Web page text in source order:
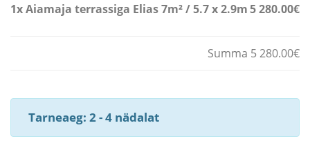
1xAiamaja terrassiga Elias 7m² / 5.7 x 2.9m5 280.00€
Summa 5 280.00€
Tarneaeg: 2 - 4 nädalat